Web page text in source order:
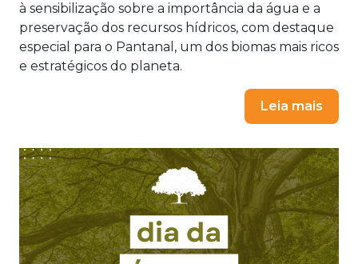
à sensibilização sobre a importância da água e a
preservação dos recursos hídricos, com destaque
especial para o Pantanal, um dos biomas mais ricos
e estratégicos do planeta.
Leia mais